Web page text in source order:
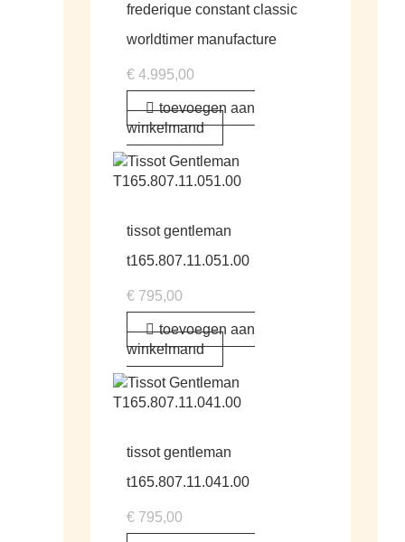
frederique constant classic
worldtimer manufacture
€ 4.995,00
toevoegen aan
winkelmand
tissot gentleman
t165.807.11.051.00
€ 795,00
toevoegen aan
winkelmand
tissot gentleman
t165.807.11.041.00
€ 795,00